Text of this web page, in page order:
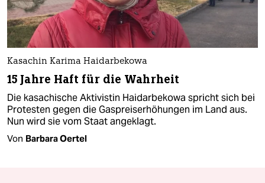
Kasachin Karima Haidarbekowa
15 Jahre Haft für die Wahrheit
Die kasachische Aktivistin Haidarbekowa spricht sich bei
Protesten gegen die Gaspreiserhöhungen im Land aus.
Nun wird sie vom Staat angeklagt.
Von Barbara Oertel